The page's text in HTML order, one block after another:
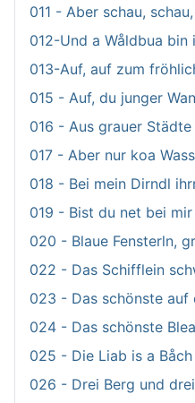
011 - Aber schau,
012-Und a Wåldbua bin i
013-Auf, auf zum
015 - Auf, du junger
016 - Aus grauer Städte
017 - Aber nur koa
018 - Bei mein Dirndl
019 - Bist du net bei mir
020 - Blaue Fensterln,
022 - Das Schifflein
023 - Das schönste auf
024 - Das schönste
025 - Die Liab is a Båch
026 - Drei Berg und